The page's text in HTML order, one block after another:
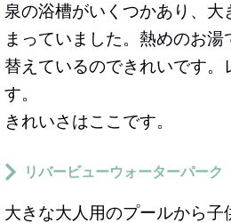
泉の浴槽がいくつかあり、
まっていました。熱めのお
替えているのできれいです。
す。
きれいさはここです。
リバービューウォーターパーク
大きな大人用のプールから子